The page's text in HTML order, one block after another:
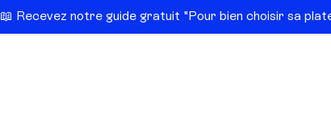
📖 Recevez notre guide gratuit "Pour bien choisir sa